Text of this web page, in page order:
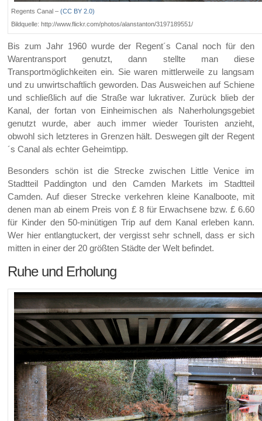
Regents Canal –(CC BY 2.0)
Bildquelle: http://www.flickr.com/photos/alanstanton/3197189551/
Bis zum Jahr 1960 wurde der Regent´s Canal noch für den
Warentransport genutzt, dann stellte man diese
Transportmöglichkeiten ein. Sie waren mittlerweile zu langsam
und zu unwirtschaftlich geworden. Das Ausweichen auf Schiene
und schließlich auf die Straße war lukrativer. Zurück blieb der
Kanal, der fortan von Einheimischen als Naherholungsgebiet
genutzt wurde, aber auch immer wieder Touristen anzieht,
obwohl sich letzteres in Grenzen hält. Deswegen gilt der Regent
´s Canal als echter Geheimtipp.
Besonders schön ist die Strecke zwischen Little Venice im
Stadtteil Paddington und den Camden Markets im Stadtteil
Camden. Auf dieser Strecke verkehren kleine Kanalboote, mit
denen man ab einem Preis von £ 8 für Erwachsene bzw. £ 6.60
für Kinder den 50-minütigen Trip auf dem Kanal erleben kann.
Wer hier entlangtuckert, der vergisst sehr schnell, dass er sich
mitten in einer der 20 größten Städte der Welt befindet.
Ruhe und Erholung